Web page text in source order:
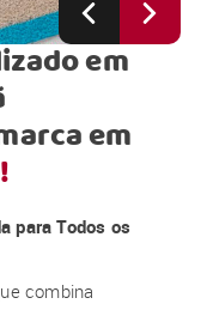
em
em
para Todos os
combina